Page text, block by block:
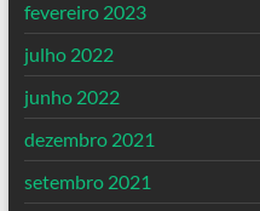
fevereiro 2023
julho 2022
junho 2022
dezembro 2021
setembro 2021